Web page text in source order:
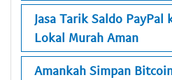
Jasa Tarik Saldo PayPal
Lokal Murah Aman
Amankah Simpan